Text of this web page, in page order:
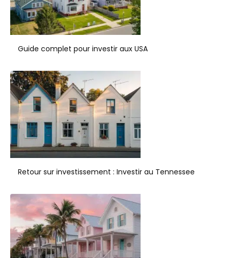
Guide complet pour investir aux USA
Retour sur investissement : Investir au Tennessee